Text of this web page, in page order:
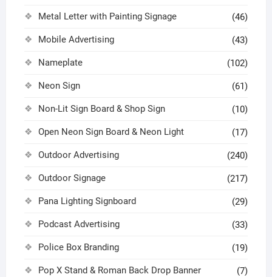
Metal Letter with Painting Signage (46)
Mobile Advertising (43)
Nameplate (102)
Neon Sign (61)
Non-Lit Sign Board & Shop Sign (10)
Open Neon Sign Board & Neon Light (17)
Outdoor Advertising (240)
Outdoor Signage (217)
Pana Lighting Signboard (29)
Podcast Advertising (33)
Police Box Branding (19)
Pop X Stand & Roman Back Drop Banner (7)